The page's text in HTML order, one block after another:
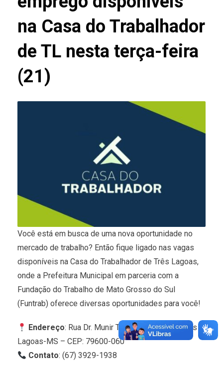
na Casa do Trabalhador
de TL nesta terça-feira
(21)
Você está em busca de uma nova oportunidade no
mercado de trabalho? Então fique ligado nas vagas
disponíveis na Casa do Trabalhador de Três Lagoas,
onde a Prefeitura Municipal em parceria com a
Fundação do Trabalho de Mato Grosso do Sul
(Funtrab) oferece diversas oportunidades para você!
Endereço: Rua Dr. Munir Thomé, 86, Centro, Três
Lagoas-MS – CEP: 79600-060
Contato: (67) 3929-1938